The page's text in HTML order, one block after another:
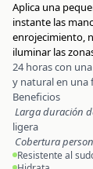
Aplica una
instante las
enrojecimiento,
iluminar las
24 horas con
y natural en una
Beneficios
Larga duración
ligera
Cobertura
Resistente al